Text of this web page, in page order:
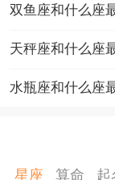
双鱼座和什么座
天秤座和什么座
水瓶座和什么座
星座 算命 起